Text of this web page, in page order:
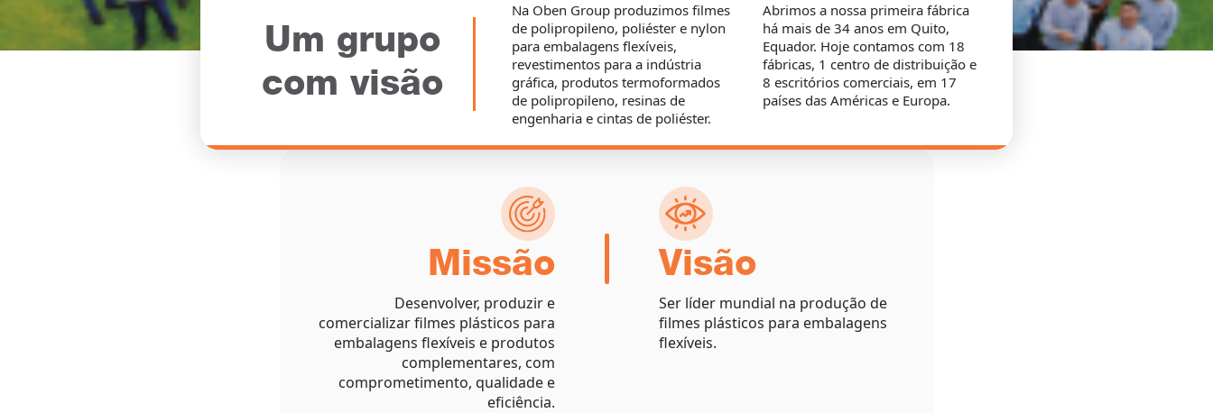
Um grupo
com visão
Na Oben Group produzimos filmes
de polipropileno, poliéster e nylon
para embalagens flexíveis,
revestimentos para a indústria
gráfica, produtos termoformados
de polipropileno, resinas de
engenharia e cintas de poliéster.
Abrimos a nossa primeira fábrica
há mais de 34 anos em Quito,
Equador. Hoje contamos com 18
fábricas, 1 centro de distribuição e
8 escritórios comerciais, em 17
países das Américas e Europa.
Missão
Desenvolver, produzir e
comercializar filmes plásticos para
embalagens flexíveis e produtos
complementares, com
comprometimento, qualidade e
eficiência.
Visão
Ser líder mundial na produção de
filmes plásticos para embalagens
flexíveis.